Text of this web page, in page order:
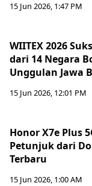
15 Jun 2026, 1:47 PM
WIITEX 2026
dari 14 Negara
Unggulan Jawa
15 Jun 2026, 12:01 PM
Honor X7e Plus
Petunjuk dari
Terbaru
15 Jun 2026, 1:00 AM